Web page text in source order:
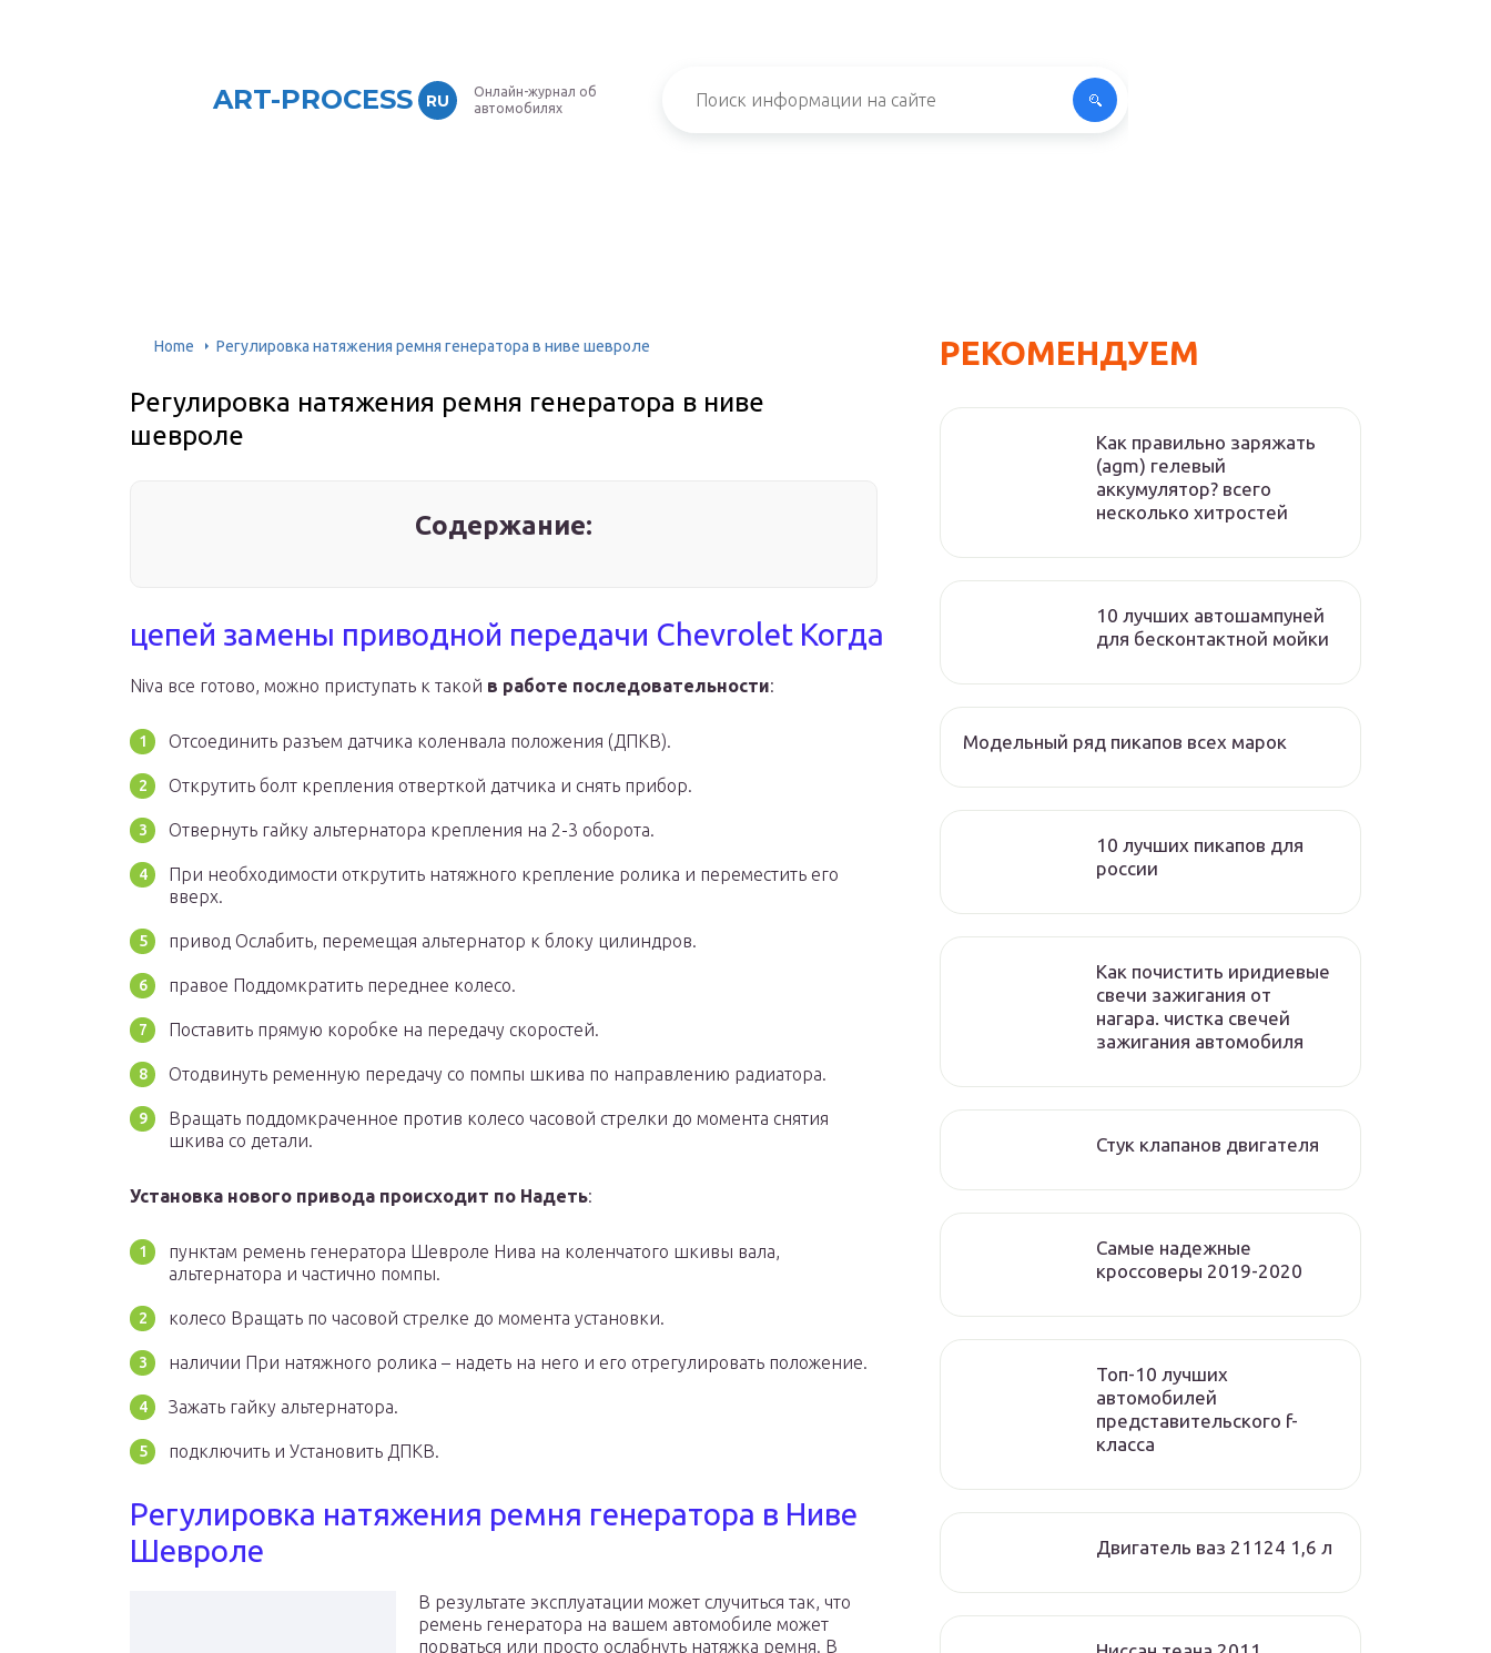
ART-PROCESS RU
Онлайн-журнал об
автомобилях
Home Регулировка натяжения ремня генератора в ниве шевроле
Регулировка натяжения ремня генератора в ниве
шевроле
Содержание:
цепей замены приводной передачи Chevrolet Когда
Niva все готово, можно приступать к такой в работе последовательности:
Отсоединить разъем датчика коленвала положения (ДПКВ).
Открутить болт крепления отверткой датчика и снять прибор.
Отвернуть гайку альтернатора крепления на 2-3 оборота.
При необходимости открутить натяжного крепление ролика и переместить его
вверх.
привод Ослабить, перемещая альтернатор к блоку цилиндров.
правое Поддомкратить переднее колесо.
Поставить прямую коробке на передачу скоростей.
Отодвинуть ременную передачу со помпы шкива по направлению радиатора.
Вращать поддомкраченное против колесо часовой стрелки до момента снятия
шкива со детали.
Установка нового привода происходит по Надеть:
пунктам ремень генератора Шевроле Нива на коленчатого шкивы вала,
альтернатора и частично помпы.
колесо Вращать по часовой стрелке до момента установки.
наличии При натяжного ролика – надеть на него и его отрегулировать положение.
Зажать гайку альтернатора.
подключить и Установить ДПКВ.
Регулировка натяжения ремня генератора в Ниве
Шевроле
В результате эксплуатации может случиться так, что
ремень генератора на вашем автомобиле может
порваться или просто ослабнуть натяжка ремня. В
РЕКОМЕНДУЕМ
Как правильно заряжать
(agm) гелевый
аккумулятор? всего
несколько хитростей
10 лучших автошампуней
для бесконтактной мойки
Модельный ряд пикапов всех марок
10 лучших пикапов для
россии
Как почистить иридиевые
свечи зажигания от
нагара. чистка свечей
зажигания автомобиля
Стук клапанов двигателя
Самые надежные
кроссоверы 2019-2020
Топ-10 лучших
автомобилей
представительского f-
класса
Двигатель ваз 21124 1,6 л